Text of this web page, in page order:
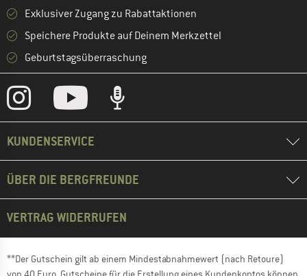
Exklusiver Zugang zu Rabattaktionen
Speichere Produkte auf Deinem Merkzettel
Geburtstagsüberraschung
KUNDENSERVICE
ÜBER DIE BERGFREUNDE
VERTRAG WIDERRUFEN
**Der Gutschein gilt ab einem Mindestabnahmewert (nach Retoure)